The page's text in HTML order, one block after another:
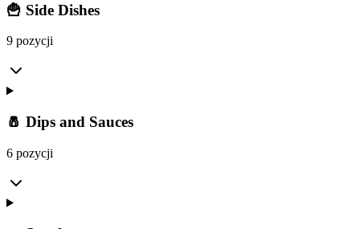
🍟 Side Dishes
9 pozycji
🧂 Dips and Sauces
6 pozycji